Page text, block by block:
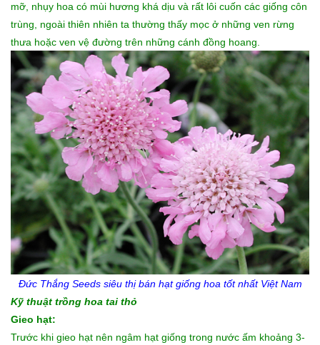
mỡ, nhụy hoa có mùi hương khá dịu và rất lôi cuốn các giống côn
trùng, ngoài thiên nhiên ta thường thấy mọc ở những ven rừng
thưa hoặc ven vệ đường trên những cánh đồng hoang.
Đức Thắng Seeds siêu thịbán hạt giống hoa tốt nhất Việt Nam
Kỹ thuật trồng hoa tai thỏ
Gieo hạt:
Trước khi gieo hạt nên ngâm hạt giống trong nước ấm khoảng 3-